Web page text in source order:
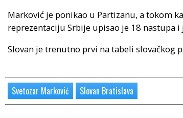
Marković je ponikao u Partizanu, a tokom
reprezentaciju Srbije upisao je 18 nastupa i
Slovan je trenutno prvi na tabeli slovačkog
Svetozar Marković Slovan Bratislava